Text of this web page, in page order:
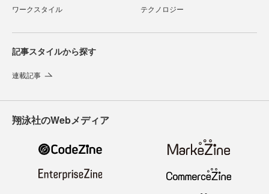
ワークスタイル テクノロジー
記事スタイルから探す
連載記事
翔泳社のWebメディア